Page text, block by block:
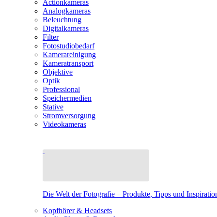
Actionkameras
Analogkameras
Beleuchtung
Digitalkameras
Filter
Fotostudiobedarf
Kamerareinigung
Kameratransport
Objektive
Optik
Professional
Speichermedien
Stative
Stromversorgung
Videokameras
Die Welt der Fotografie – Produkte, Tipps und
Kopfhörer & Headsets